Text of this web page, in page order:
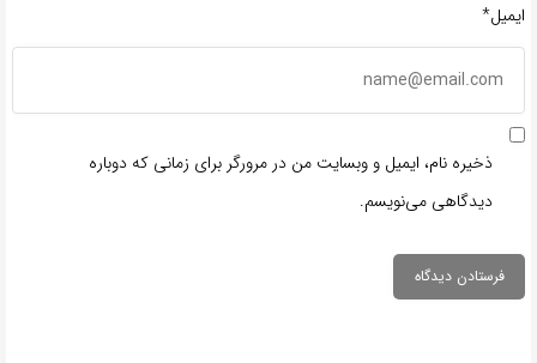
ایمیل*
ذخیره نام، ایمیل و وبسایت من در مرورگر برای زمانی که دوباره
دیدگاهی می‌نویسم.